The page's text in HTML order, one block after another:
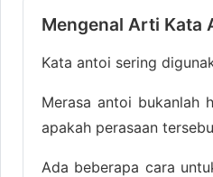
Mengenal Arti Kata
Kata antoi sering
Merasa antoi bukanlah
apakah perasaan
Ada beberapa cara